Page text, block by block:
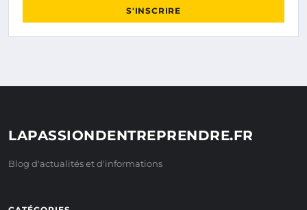
S'INSCRIRE
LAPASSIONDENTREPRENDRE.FR
Blog d'actualités et d'informations